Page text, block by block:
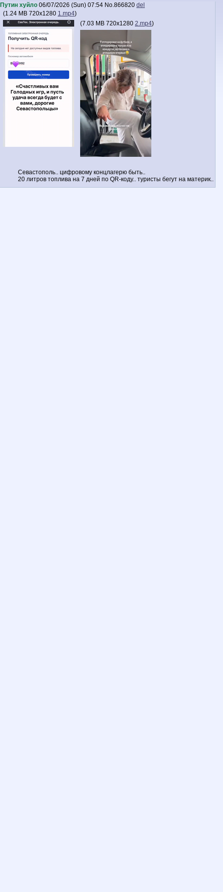
Путин хуйло 06/07/2026 (Sun) 07:54 No.866820 del
(1.24 MB 720x1280 1.mp4)
(7.03 MB 720x1280 2.mp4)
Севастополь.. цифровому концлагерю быть..
20 литров топлива на 7 дней по QR-коду.. туристы бегут на материк..